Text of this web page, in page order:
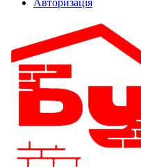
Авторизація